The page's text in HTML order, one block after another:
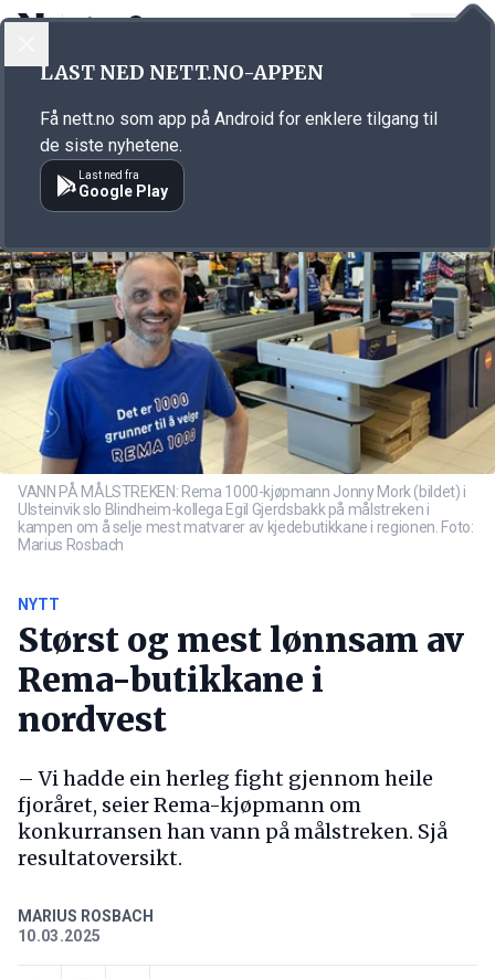
Annonsørinnhold
VANN PÅ MÅLSTREKEN: Rema 1000-kjøpmann Jonny Mork (bildet) i
Ulsteinvik slo Blindheim-kollega Egil Gjerdsbakk på målstreken i
kampen om å selje mest matvarer av kjedebutikkane i regionen. Foto:
Marius Rosbach
NYTT
Størst og mest lønnsam av
Rema-butikkane i
nordvest
– Vi hadde ein herleg fight gjennom heile
fjoråret, seier Rema-kjøpmann om
konkurransen han vann på målstreken. Sjå
resultatoversikt.
MARIUS ROSBACH
10.03.2025
LAST NED NETT.NO-APPEN
Få nett.no som app på Android for enklere tilgang til
de siste nyhetene.
Last ned fra
Google Play